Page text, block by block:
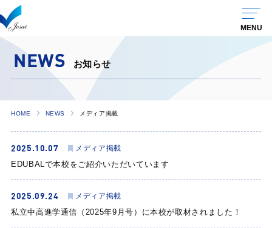
NEWS お知らせ
HOME NEWS メディア掲載
2025.10.07 メディア掲載
EDUBALで本校をご紹介いただいています
2025.09.24 メディア掲載
私立中高進学通信（2025年9月号）に本校が取材されました！